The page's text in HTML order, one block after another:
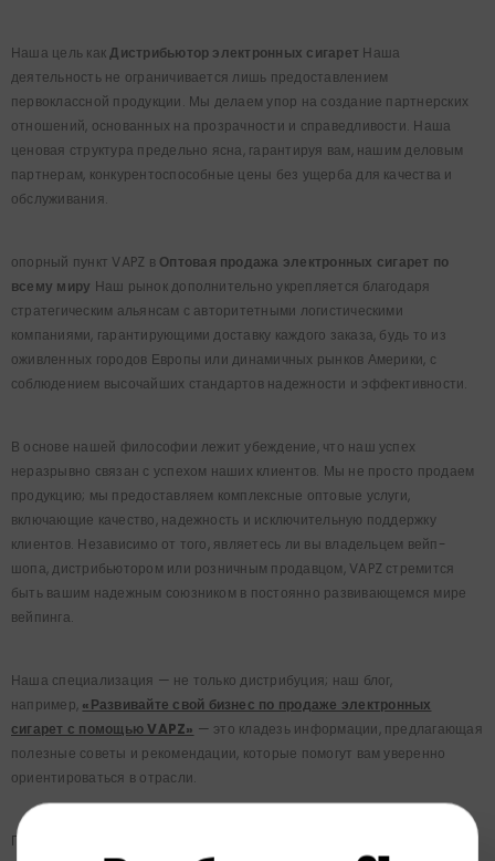
Наша цель какДистрибьютор электронных сигарет Наша
деятельность не ограничивается лишь предоставлением
первоклассной продукции. Мы делаем упор на создание партнерских
отношений, основанных на прозрачности и справедливости. Наша
ценовая структура предельно ясна, гарантируя вам, нашим деловым
партнерам, конкурентоспособные цены без ущерба для качества и
обслуживания.
опорный пункт VAPZ в Оптовая продажа электронных сигарет по
всему миру Наш рынок дополнительно укрепляется благодаря
стратегическим альянсам с авторитетными логистическими
компаниями, гарантирующими доставку каждого заказа, будь то из
оживленных городов Европы или динамичных рынков Америки, с
соблюдением высочайших стандартов надежности и эффективности.
В основе нашей философии лежит убеждение, что наш успех
неразрывно связан с успехом наших клиентов. Мы не просто продаем
продукцию; мы предоставляем комплексные оптовые услуги,
включающие качество, надежность и исключительную поддержку
клиентов. Независимо от того, являетесь ли вы владельцем вейп-
шопа, дистрибьютором или розничным продавцом, VAPZ стремится
быть вашим надежным союзником в постоянно развивающемся мире
вейпинга.
Наша специализация — не только дистрибуция; наш блог,
например, «Развивайте свой бизнес по продаже электронных
сигарет с помощью VAPZ» — это кладезь информации, предлагающая
полезные советы и рекомендации, которые помогут вам уверенно
ориентироваться в отрасли.
Поскольку мы продолжаем следить за динамикой рынка и постоянно